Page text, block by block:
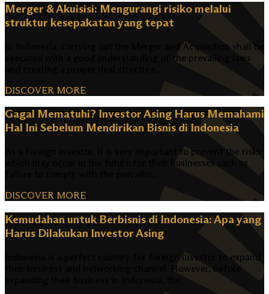
Merger & Akuisisi: Mengurangi risiko melalui
struktur kesepakatan yang tepat
In Indonesia, carrying out the Merger and Acquisition shall be
executed with a good understanding of the prevailing laws
DISCOVER MORE
Gagal Mematuhi? Investor Asing Harus Memahami
Hal Ini Sebelum Mendirikan Bisnis di Indonesia
As a foreign investor, it is very important to prevent the risks
which may occur in the future for their businesses such as
DISCOVER MORE
Kemudahan untuk Berbisnis di Indonesia: Apa yang
Harus Dilakukan Investor Asing
Indonesia is a perfect country for foreign investor to expand
their business and networking channel. However, before
expanding their business in Indonesia, the...